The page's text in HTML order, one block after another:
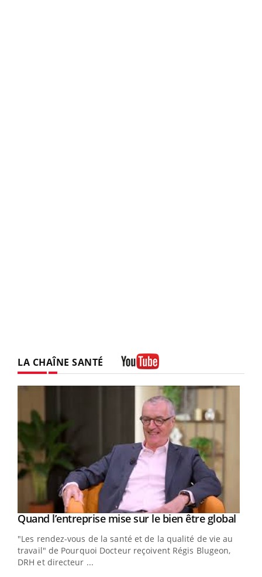
LA CHAÎNE SANTÉ
Youtube
Quand l’entreprise mise sur le bien être global
"Les rendez-vous de la santé et de la qualité de vie au
travail" de Pourquoi Docteur reçoivent Régis Blugeon,
DRH et directeur ...